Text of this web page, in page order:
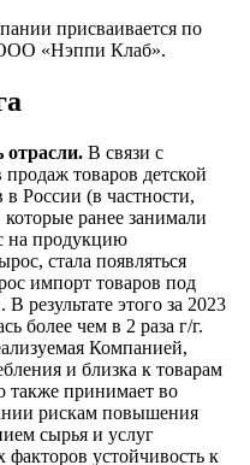
присваивается по
ООО «Нэппи Клаб».
В связи с
товаров детской
России (в частности,
ранее занимали
на продукцию
стала появляться
импорт товаров под
результате этого за 2023
более чем в 2 раза г/г.
Компанией,
и близка к товарам
также принимает во
рискам повышения
сырья и услуг
устойчивость к